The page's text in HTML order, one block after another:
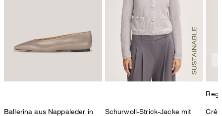
Ballerina aus Nappaleder in
Schurwoll-Strick-Jacke mit